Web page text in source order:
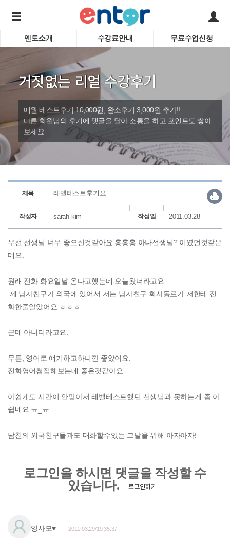
학습도우미 G1
바로가기
서비스안내
강사소개
회사소개
어린이
영자신
수업
엔토소개 수강료안내 무료수업신청
거짓없는 리얼 수강후기
매월 베스트후기 10,000원, 완소후기 3,000원 추가!!
다른 회원님의 후기에 댓글을 달아 소통을 하고 포인트도 쌓아
보세요.
제목 레벨테스트후기요.
작성자 sarah kim 작성일 2011.03.28
우선 선생님 너무 좋으신것같아요 홍홍홍 아나선생님? 이였던것같은
데요.
원래 전화 화요일날 온다고했는데 오늘왔더라고요
제 남자친구가 외국에 있어서 저는 남자친구 회사동료가 저한테 전
화한줄알았어요 ㅎㅎㅎ
근데 아니더라고요.
무튼, 영어로 얘기하고하니깐 좋았어요.
전화영어첨접해보는데 좋은것같아요.
아쉽게도 시간이 안맞아서 레벨테스트했던 선생님과 못하는게 좀 아
쉽네요 ㅠ_ㅠ
남친의 외국친구들과도 대화할수있는 그날을 위해 아자아자!